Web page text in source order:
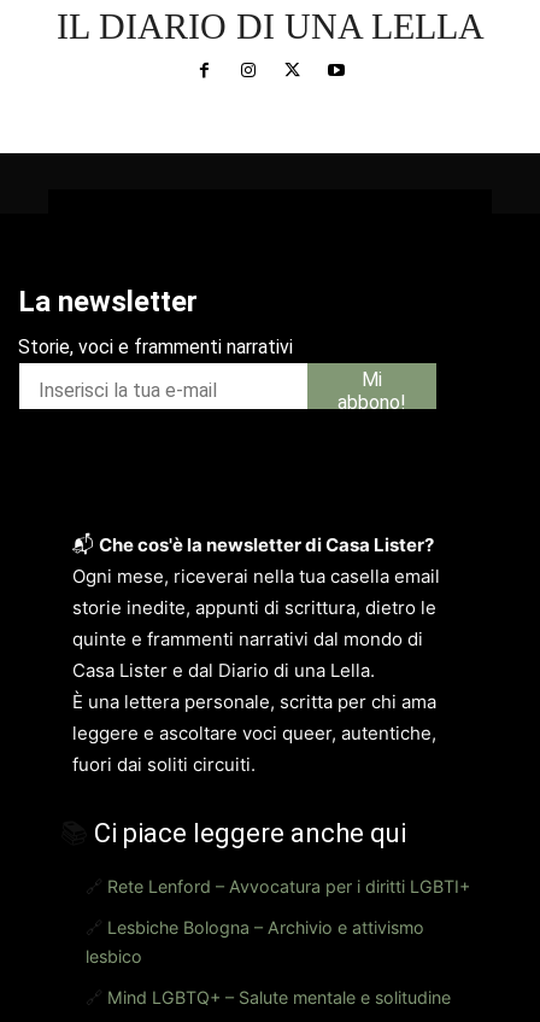
IL DIARIO DI UNA LELLA
📬 Che cos'è la newsletter di Casa Lister?
Ogni mese, riceverai nella tua casella email
storie inedite, appunti di scrittura, dietro le
quinte e frammenti narrativi dal mondo di
Casa Lister e dal Diario di una Lella.
È una lettera personale, scritta per chi ama
leggere e ascoltare voci queer, autentiche,
fuori dai soliti circuiti.
Ci piace leggere anche qui
🔗 Rete Lenford – Avvocatura per i diritti LGBTI+
🔗 Lesbiche Bologna – Archivio e attivismo
lesbico
🔗 Mind LGBTQ+ – Salute mentale e solitudine